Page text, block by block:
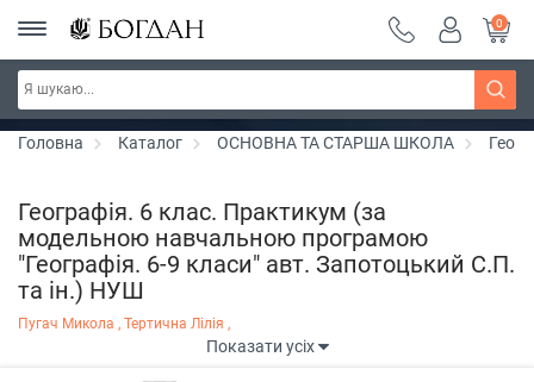
РОЗПРОДАЖ ~ 150 грн ~ 200 грн ~ 250 грн ~
300 грн ~ РОЗПРОДАЖ
Дізнатись більше
0
Головна Каталог ОСНОВНА ТА СТАРША ШКОЛА
Географія. 6 клас. Практикум (за
модельною навчальною програмою
"Географія. 6-9 класи" авт. Запотоцький С.П.
та ін.) НУШ
Пугач Микола , Тертична Лілія ,
Показати усіх